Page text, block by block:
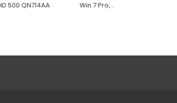
500 QN714AA
Win 7 Pro,...